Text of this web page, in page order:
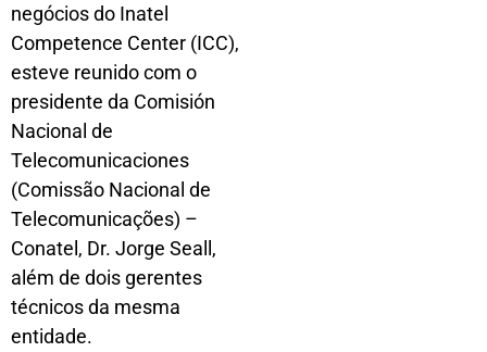
negócios do Inatel
Competence Center (ICC),
esteve reunido com o
presidente da Comisión
Nacional de
Telecomunicaciones
(Comissão Nacional de
Telecomunicações) –
Conatel, Dr. Jorge Seall,
além de dois gerentes
técnicos da mesma
entidade.